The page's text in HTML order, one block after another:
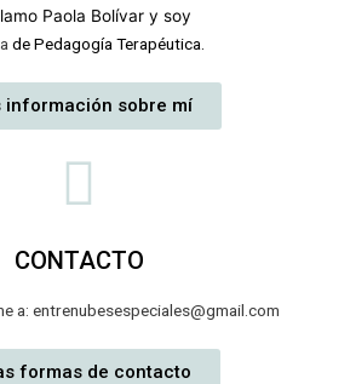
Paola Bolívar y soy
de Pedagogía Terapéutica.
información sobre mí
CONTACTO
a: entrenubesespeciales@gmail.com
formas de contacto